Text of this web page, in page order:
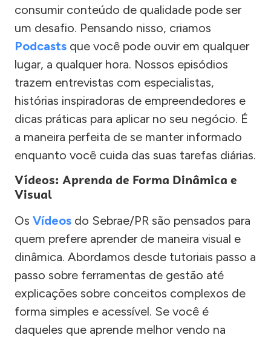
consumir conteúdo de qualidade pode ser
um desafio. Pensando nisso, criamos
Podcasts que você pode ouvir em qualquer
lugar, a qualquer hora. Nossos episódios
trazem entrevistas com especialistas,
histórias inspiradoras de empreendedores e
dicas práticas para aplicar no seu negócio. É
a maneira perfeita de se manter informado
enquanto você cuida das suas tarefas diárias.
Vídeos: Aprenda de Forma Dinâmica e
Visual
Os Vídeos do Sebrae/PR são pensados para
quem prefere aprender de maneira visual e
dinâmica. Abordamos desde tutoriais passo a
passo sobre ferramentas de gestão até
explicações sobre conceitos complexos de
forma simples e acessível. Se você é
daqueles que aprende melhor vendo na